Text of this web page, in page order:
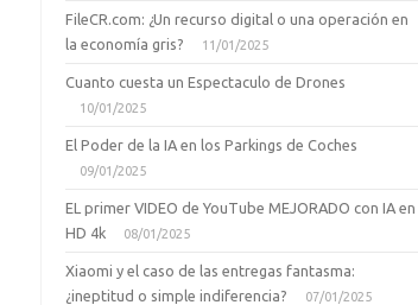
FileCR.com: ¿Un recurso digital o una operación en
la economía gris?
11/01/2025
Cuanto cuesta un Espectaculo de Drones
10/01/2025
El Poder de la IA en los Parkings de Coches
09/01/2025
EL primer VIDEO de YouTube MEJORADO con IA en
HD 4k
08/01/2025
Xiaomi y el caso de las entregas fantasma:
¿ineptitud o simple indiferencia?
07/01/2025